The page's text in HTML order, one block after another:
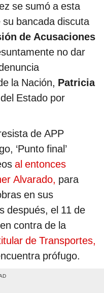
se sumó a esta
bancada discuta
de Acusaciones
no dar
la Nación, Patricia
Estado por
de APP
‘Punto final’
al entonces
Alvarado, para
en sus
después, el 11 de
contra de la
de Transportes,
prófugo.